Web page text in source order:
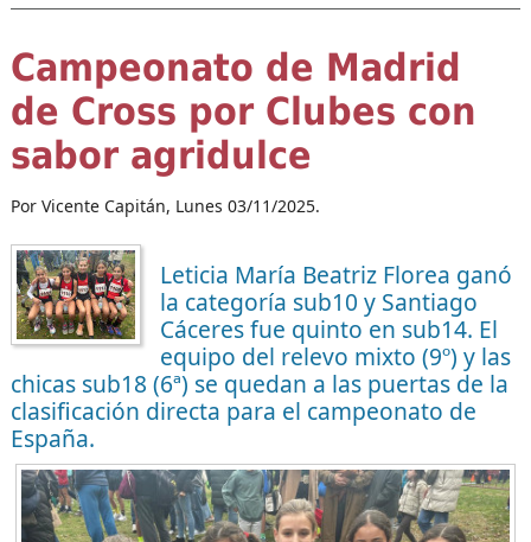
Campeonato de Madrid
de Cross por Clubes con
sabor agridulce
Por Vicente Capitán, Lunes 03/11/2025.
Leticia María Beatriz Florea ganó
la categoría sub10 y Santiago
Cáceres fue quinto en sub14. El
equipo del relevo mixto (9º) y las
chicas sub18 (6ª) se quedan a las puertas de la
clasificación directa para el campeonato de
España.